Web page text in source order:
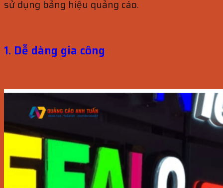
sử dụng bảng hiệu quảng cáo.
1. Dễ dàng gia công